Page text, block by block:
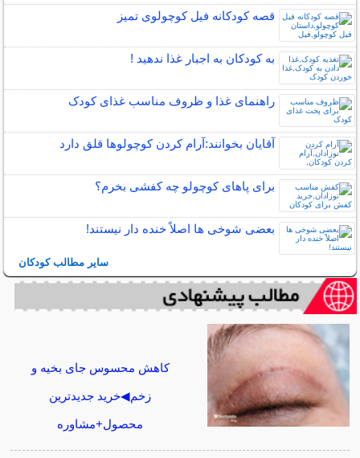
قصه کودکانه فیل کوچولوی تمیز
به کودکان به اجبار غذا ندهید !
راهنمای غذا و ظروف مناسب غذای کودک
آقایان بخوانند:آرام كردن كوچولوها قلق دارد
برای پاهای کوچولو چه کفشی بخرم؟
بعضی شوخی ها اصلاً خنده دار نیستند!
سایر مطالب کودکان
کاهش محسوس جای بخیه و
زخم◀خرید جدیدترین
محصول+مشاوره